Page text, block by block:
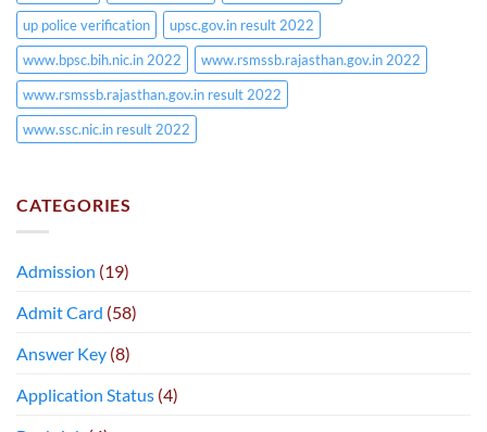
up police verification
upsc.gov.in result 2022
www.bpsc.bih.nic.in 2022
www.rsmssb.rajasthan.gov.in 2022
www.rsmssb.rajasthan.gov.in result 2022
www.ssc.nic.in result 2022
CATEGORIES
Admission (19)
Admit Card (58)
Answer Key (8)
Application Status (4)